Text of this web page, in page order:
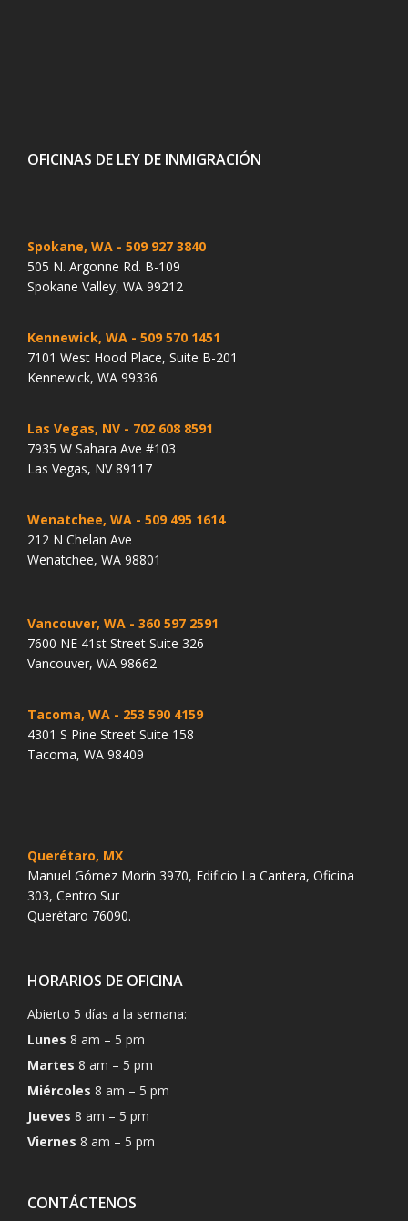
OFICINAS DE LEY DE INMIGRACIÓN
Spokane, WA - 509 927 3840
505 N. Argonne Rd. B-109
Spokane Valley, WA 99212
Kennewick, WA - 509 570 1451
7101 West Hood Place, Suite B-201
Kennewick, WA 99336
Las Vegas, NV - 702 608 8591
7935 W Sahara Ave #103
Las Vegas, NV 89117
Wenatchee, WA - 509 495 1614
212 N Chelan Ave
Wenatchee, WA 98801
Vancouver, WA - 360 597 2591
7600 NE 41st Street Suite 326
Vancouver, WA 98662
Tacoma, WA - 253 590 4159
4301 S Pine Street Suite 158
Tacoma, WA 98409
Querétaro, MX
Manuel Gómez Morin 3970, Edificio La Cantera, Oficina
303, Centro Sur
Querétaro 76090.
HORARIOS DE OFICINA
Abierto 5 días a la semana:
Lunes 8 am – 5 pm
Martes 8 am – 5 pm
Miércoles 8 am – 5 pm
Jueves 8 am – 5 pm
Viernes 8 am – 5 pm
CONTÁCTENOS